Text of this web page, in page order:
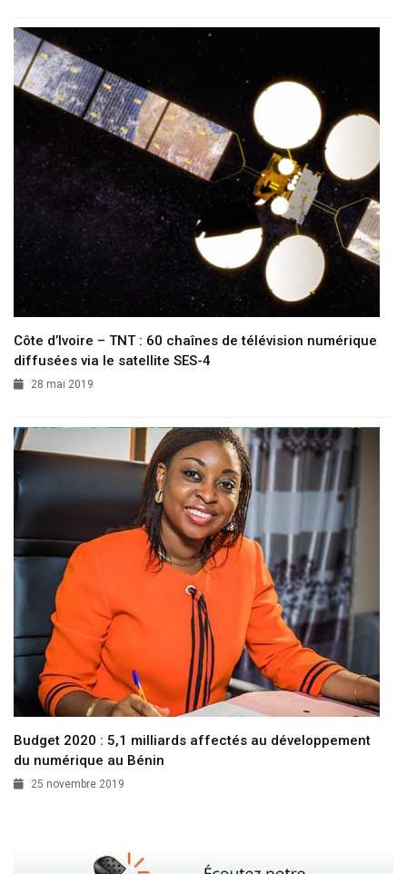
Côte d’Ivoire – TNT : 60 chaînes de télévision numérique
diffusées via le satellite SES-4
28 mai 2019
Budget 2020 : 5,1 milliards affectés au développement
du numérique au Bénin
25 novembre 2019